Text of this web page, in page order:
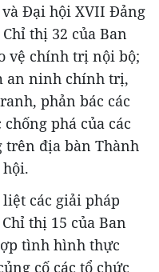
Đại hội XVII Đảng
thị 32 của Ban
vệ chính trị nội bộ;
an ninh chính trị,
phản bác các
phá của các
trên địa bàn Thành
các giải pháp
thị 15 của Ban
tình hình thực
cố các tổ chức